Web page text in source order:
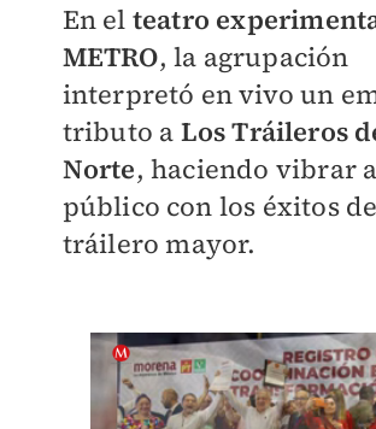
En el teatro
METRO, la agrupación
interpretó en vivo un
tributo a Los Tráileros
Norte, haciendo vibrar
público con los éxitos
tráilero mayor.